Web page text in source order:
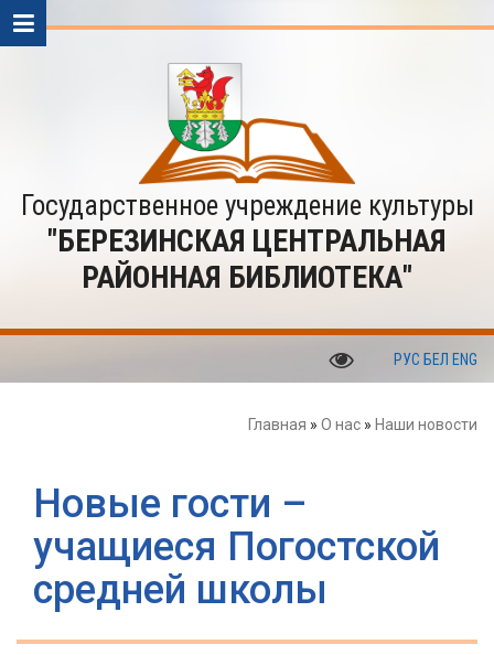
Государственное учреждение культуры
"БЕРЕЗИНСКАЯ ЦЕНТРАЛЬНАЯ
РАЙОННАЯ БИБЛИОТЕКА"
РУС БЕЛ ENG
Главная » О нас » Наши новости
Новые гости –
учащиеся Погостской
средней школы